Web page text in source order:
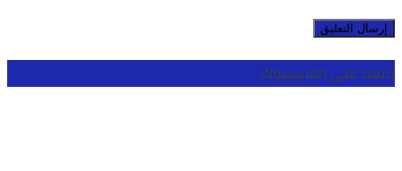
تابعنا على الفايسبوك